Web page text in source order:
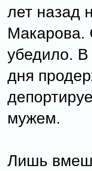
лет назад
Макарова.
убедило. В
дня
мужем.
Лишь